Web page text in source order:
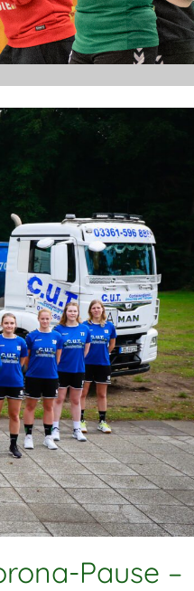
Pause –